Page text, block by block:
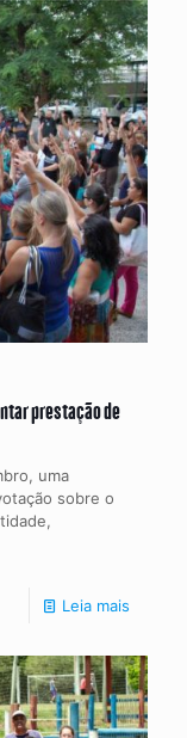
prestação de
uma
sobre o
Leia mais